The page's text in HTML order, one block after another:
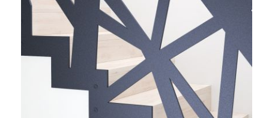
Заказать